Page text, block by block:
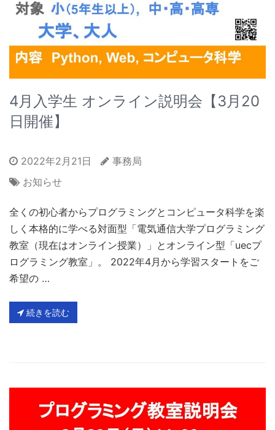
4月入学生 オンライン説明会【3月20
日開催】
2022年2月21日
事務局
お知らせ
全くの初心者からプログラミングとコンピュータ科学を楽
しく本格的に学べる対面型「電気通信大学プログラミング
教室（現在はオンライン授業）」とオンライン型「uecプ
ログラミング教室」。 2022年4月から学習スタートをご
希望の …
続きを読む